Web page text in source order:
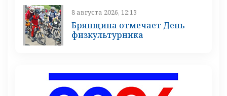
8 августа 2026, 12:13
Брянщина отмечает День
физкультурника